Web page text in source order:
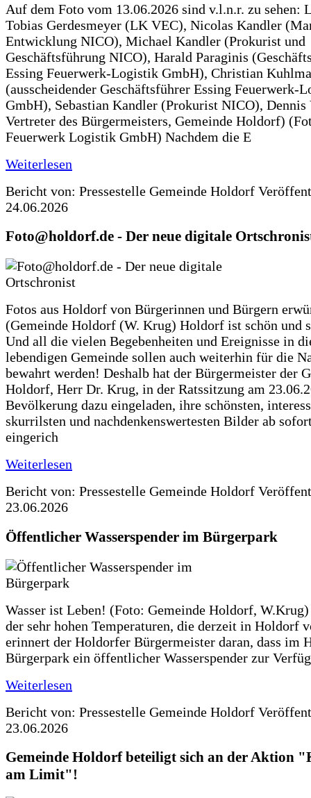
Auf dem Foto vom 13.06.2026 sind v.l.n.r. zu sehen:
Tobias Gerdesmeyer (LK VEC), Nicolas Kandler
Entwicklung NICO), Michael Kandler (Prokurist und
Geschäftsführung NICO), Harald Paraginis
Essing Feuerwerk-Logistik GmbH), Christian
(ausscheidender Geschäftsführer Essing Feuerwerk-
GmbH), Sebastian Kandler (Prokurist NICO),
Vertreter des Bürgermeisters, Gemeinde Holdorf)
Feuerwerk Logistik GmbH) Nachdem die E
Weiterlesen
Bericht von: Pressestelle Gemeinde Holdorf
24.06.2026
Foto@holdorf.de - Der neue digitale
Fotos aus Holdorf von Bürgerinnen und Bürgern
(Gemeinde Holdorf (W. Krug) Holdorf ist schön und
Und all die vielen Begebenheiten und Ereignisse in
lebendigen Gemeinde sollen auch weiterhin für die
bewahrt werden! Deshalb hat der Bürgermeister der
Holdorf, Herr Dr. Krug, in der Ratssitzung am
Bevölkerung dazu eingeladen, ihre schönsten,
skurrilsten und nachdenkenswertesten Bilder ab
eingerich
Weiterlesen
Bericht von: Pressestelle Gemeinde Holdorf
23.06.2026
Öffentlicher Wasserspender im Bürgerpark
Wasser ist Leben! (Foto: Gemeinde Holdorf,
der sehr hohen Temperaturen, die derzeit in Holdorf
erinnert der Holdorfer Bürgermeister daran, dass im
Bürgerpark ein öffentlicher Wasserspender zur
Weiterlesen
Bericht von: Pressestelle Gemeinde Holdorf
23.06.2026
Gemeinde Holdorf beteiligt sich an der Aktion
am Limit"!